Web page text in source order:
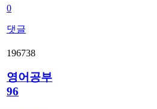
0
댓글
196738
영어공부
96